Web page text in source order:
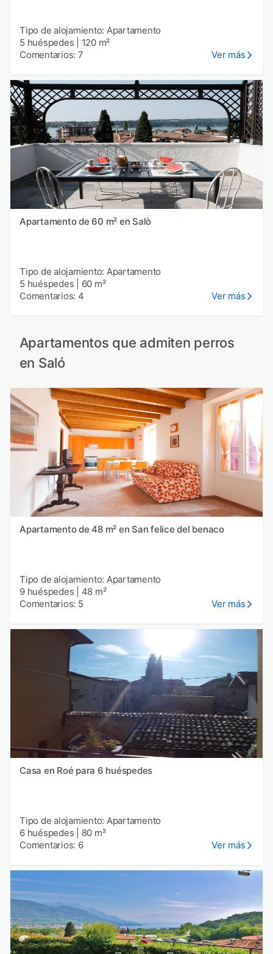
Tipo de alojamiento: Apartamento
5 huéspedes
120 m²
Comentarios: 7
Ver más
Apartamento de 60 m² en Salò
Tipo de alojamiento: Apartamento
5 huéspedes
60 m²
Comentarios: 4
Ver más
Apartamentos que admiten perros
en Saló
Apartamento de 48 m² en San felice del benaco
Tipo de alojamiento: Apartamento
9 huéspedes
48 m²
Comentarios: 5
Ver más
Casa en Roé para 6 huéspedes
Tipo de alojamiento: Apartamento
6 huéspedes
80 m²
Comentarios: 6
Ver más